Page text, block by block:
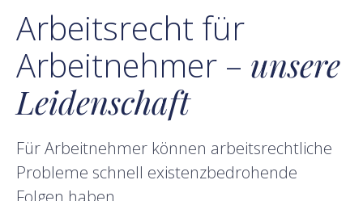
Arbeitsrecht für
Arbeitnehmer – unsere
Leidenschaft
Für Arbeitnehmer können arbeitsrechtliche
Probleme schnell existenzbedrohende
Folgen haben.